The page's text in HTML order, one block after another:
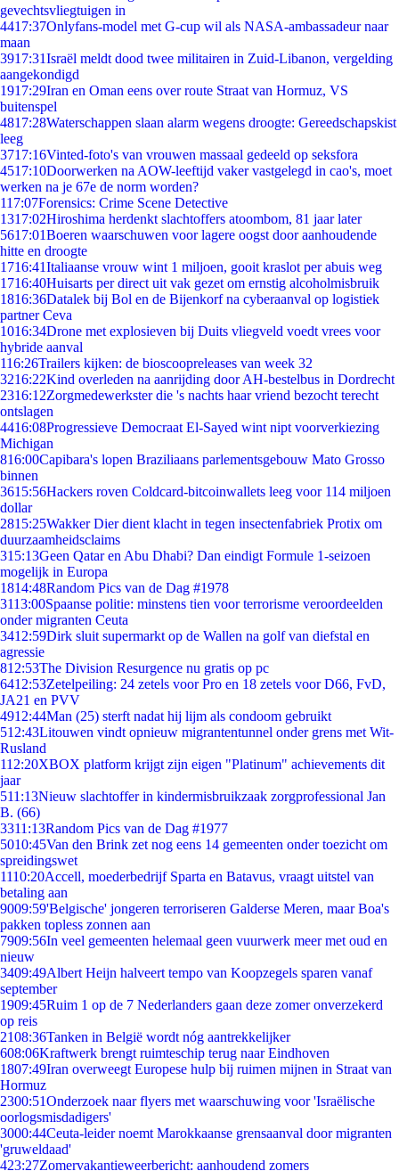
gevechtsvliegtuigen in
4417:37Onlyfans-model met G-cup wil als NASA-ambassadeur naar
maan
3917:31Israël meldt dood twee militairen in Zuid-Libanon, vergelding
aangekondigd
1917:29Iran en Oman eens over route Straat van Hormuz, VS
buitenspel
4817:28Waterschappen slaan alarm wegens droogte: Gereedschapskist
leeg
3717:16Vinted-foto's van vrouwen massaal gedeeld op seksfora
4517:10Doorwerken na AOW-leeftijd vaker vastgelegd in cao's, moet
werken na je 67e de norm worden?
117:07Forensics: Crime Scene Detective
1317:02Hiroshima herdenkt slachtoffers atoombom, 81 jaar later
5617:01Boeren waarschuwen voor lagere oogst door aanhoudende
hitte en droogte
1716:41Italiaanse vrouw wint 1 miljoen, gooit kraslot per abuis weg
1716:40Huisarts per direct uit vak gezet om ernstig alcoholmisbruik
1816:36Datalek bij Bol en de Bijenkorf na cyberaanval op logistiek
partner Ceva
1016:34Drone met explosieven bij Duits vliegveld voedt vrees voor
hybride aanval
116:26Trailers kijken: de bioscoopreleases van week 32
3216:22Kind overleden na aanrijding door AH-bestelbus in Dordrecht
2316:12Zorgmedewerkster die 's nachts haar vriend bezocht terecht
ontslagen
4416:08Progressieve Democraat El-Sayed wint nipt voorverkiezing
Michigan
816:00Capibara's lopen Braziliaans parlementsgebouw Mato Grosso
binnen
3615:56Hackers roven Coldcard-bitcoinwallets leeg voor 114 miljoen
dollar
2815:25Wakker Dier dient klacht in tegen insectenfabriek Protix om
duurzaamheidsclaims
315:13Geen Qatar en Abu Dhabi? Dan eindigt Formule 1-seizoen
mogelijk in Europa
1814:48Random Pics van de Dag #1978
3113:00Spaanse politie: minstens tien voor terrorisme veroordeelden
onder migranten Ceuta
3412:59Dirk sluit supermarkt op de Wallen na golf van diefstal en
agressie
812:53The Division Resurgence nu gratis op pc
6412:53Zetelpeiling: 24 zetels voor Pro en 18 zetels voor D66, FvD,
JA21 en PVV
4912:44Man (25) sterft nadat hij lijm als condoom gebruikt
512:43Litouwen vindt opnieuw migrantentunnel onder grens met Wit-
Rusland
112:20XBOX platform krijgt zijn eigen "Platinum" achievements dit
jaar
511:13Nieuw slachtoffer in kindermisbruikzaak zorgprofessional Jan
B. (66)
3311:13Random Pics van de Dag #1977
5010:45Van den Brink zet nog eens 14 gemeenten onder toezicht om
spreidingswet
1110:20Accell, moederbedrijf Sparta en Batavus, vraagt uitstel van
betaling aan
9009:59'Belgische' jongeren terroriseren Galderse Meren, maar Boa's
pakken topless zonnen aan
7909:56In veel gemeenten helemaal geen vuurwerk meer met oud en
nieuw
3409:49Albert Heijn halveert tempo van Koopzegels sparen vanaf
september
1909:45Ruim 1 op de 7 Nederlanders gaan deze zomer onverzekerd
op reis
2108:36Tanken in België wordt nóg aantrekkelijker
608:06Kraftwerk brengt ruimteschip terug naar Eindhoven
1807:49Iran overweegt Europese hulp bij ruimen mijnen in Straat van
Hormuz
2300:51Onderzoek naar flyers met waarschuwing voor 'Israëlische
oorlogsmisdadigers'
3000:44Ceuta-leider noemt Marokkaanse grensaanval door migranten
'gruweldaad'
423:27Zomervakantieweerbericht: aanhoudend zomers